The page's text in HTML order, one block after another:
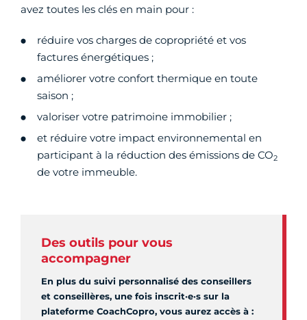
avez toutes les clés en main pour :
réduire vos charges de copropriété et vos
factures énergétiques ;
améliorer votre confort thermique en toute
saison ;
valoriser votre patrimoine immobilier ;
et réduire votre impact environnemental en
participant à la réduction des émissions de CO2
de votre immeuble.
Des outils pour vous
accompagner
En plus du suivi personnalisé des conseillers
et conseillères, une fois inscrit·e·s sur la
plateforme CoachCopro, vous aurez accès à :